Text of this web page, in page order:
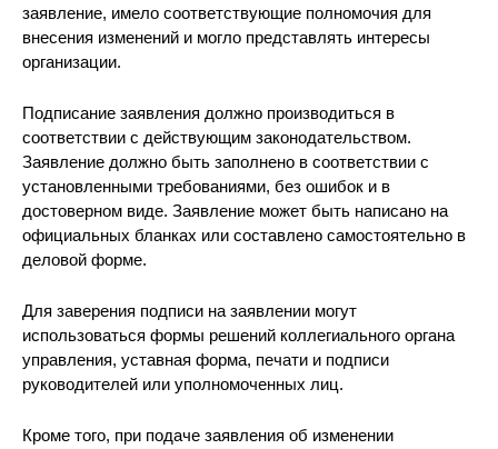
заявление, имело соответствующие полномочия для
внесения изменений и могло представлять интересы
организации.
Подписание заявления должно производиться в
соответствии с действующим законодательством.
Заявление должно быть заполнено в соответствии с
установленными требованиями, без ошибок и в
достоверном виде. Заявление может быть написано на
официальных бланках или составлено самостоятельно в
деловой форме.
Для заверения подписи на заявлении могут
использоваться формы решений коллегиального органа
управления, уставная форма, печати и подписи
руководителей или уполномоченных лиц.
Кроме того, при подаче заявления об изменении